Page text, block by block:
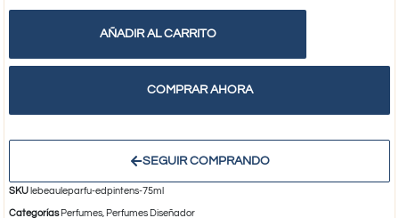
AÑADIR AL CARRITO
COMPRAR AHORA
SEGUIR COMPRANDO
SKU lebeauleparfu-edpintens-75ml
Categorías Perfumes, Perfumes Diseñador